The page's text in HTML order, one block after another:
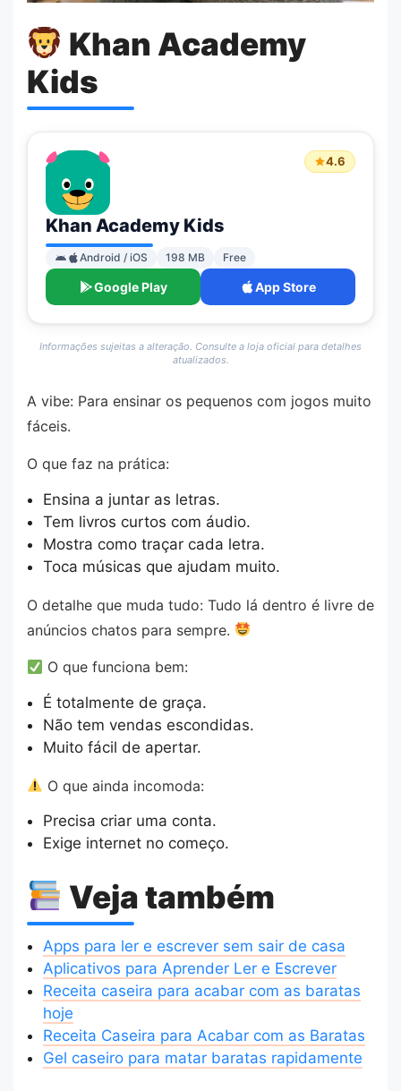
Khan Academy
Kids
4.6
Khan Academy Kids
Android / iOS 198 MB Free
Google Play App Store
Informações sujeitas a alteração. Consulte a loja oficial para detalhes
atualizados.
A vibe: Para ensinar os pequenos com jogos muito
fáceis.
O que faz na prática:
Ensina a juntar as letras.
Tem livros curtos com áudio.
Mostra como traçar cada letra.
Toca músicas que ajudam muito.
O detalhe que muda tudo: Tudo lá dentro é livre de
anúncios chatos para sempre.
O que funciona bem:
É totalmente de graça.
Não tem vendas escondidas.
Muito fácil de apertar.
O que ainda incomoda:
Precisa criar uma conta.
Exige internet no começo.
Veja também
Apps para ler e escrever sem sair de casa
Aplicativos para Aprender Ler e Escrever
Receita caseira para acabar com as baratas
hoje
Receita Caseira para Acabar com as Baratas
Gel caseiro para matar baratas rapidamente